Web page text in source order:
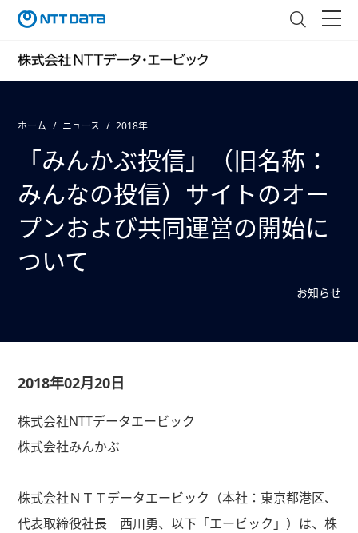
ホーム ニュース 2018年
「みんかぶ投信」（旧名称：
みんなの投信）サイトのオー
プンおよび共同運営の開始に
ついて
お知らせ
2018年02月20日
株式会社NTTデータエービック
株式会社みんかぶ
株式会社ＮＴＴデータエービック（本社：東京都港区、
代表取締役社長 西川勇、以下「エービック」）は、株